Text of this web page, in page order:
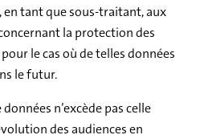
en tant que sous-traitant, aux
la protection des
le cas où de telles données
le futur.
n’excède pas celle
des audiences en